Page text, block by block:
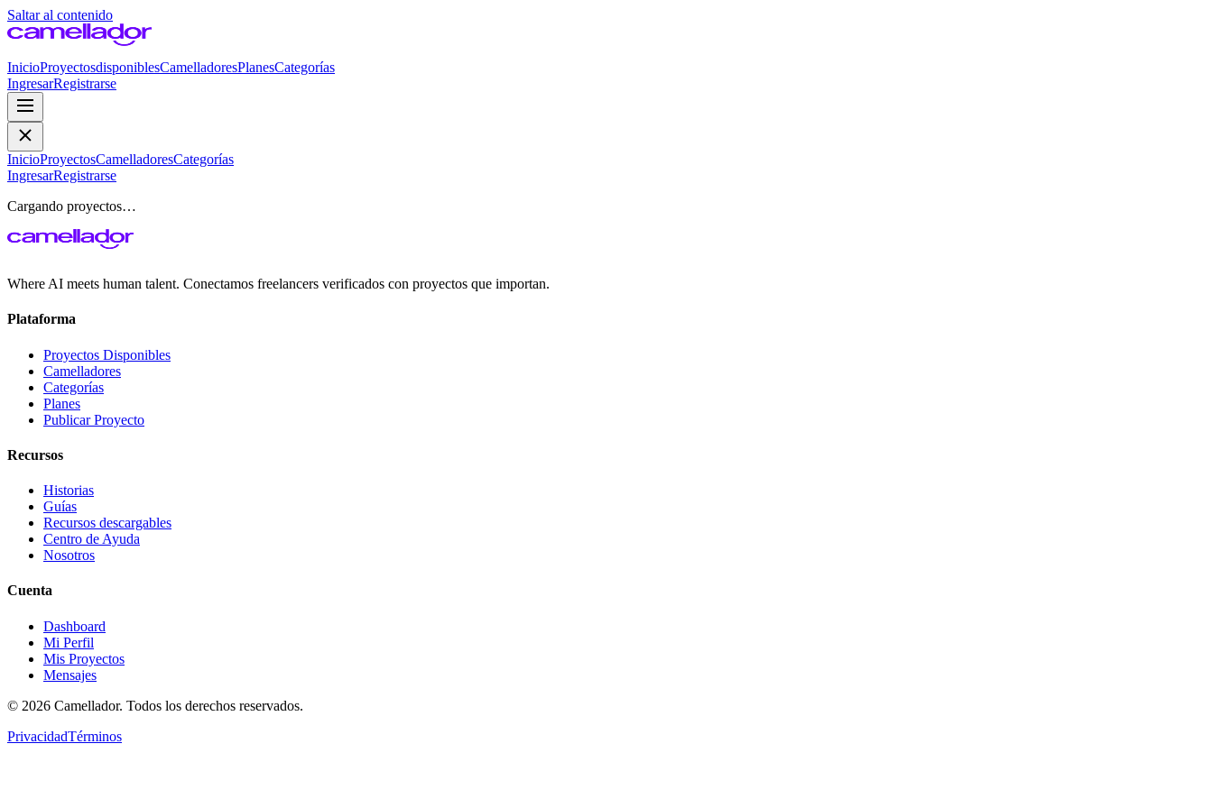
Saltar al contenido
InicioProyectosdisponiblesCamelladoresPlanesCategorías
IngresarRegistrarse
InicioProyectosCamelladoresCategorías
IngresarRegistrarse
Cargando proyectos…
Where AI meets human talent. Conectamos freelancers verificados con proyectos que importan.
Plataforma
Proyectos Disponibles
Camelladores
Categorías
Planes
Publicar Proyecto
Recursos
Historias
Guías
Recursos descargables
Centro de Ayuda
Nosotros
Cuenta
Dashboard
Mi Perfil
Mis Proyectos
Mensajes
© 2026 Camellador. Todos los derechos reservados.
PrivacidadTérminos